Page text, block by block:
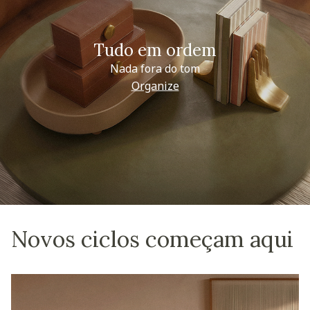
Tudo em ordem
Nada fora do tom
Organize
Novos ciclos começam aqui